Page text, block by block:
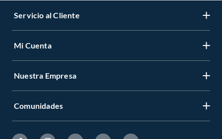
Servicio al Cliente
Mi Cuenta
Nuestra Empresa
Comunidades